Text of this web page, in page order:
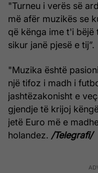
"Turneu i verës së
më afër muzikës se
që kënga ime t'i bëjë
sikur janë pjesë e tij”.
"Muzika është
një tifoz i madh i
jashtëzakonisht e
gjendje të krijoj
jetë Euro më e
holandez. /Telegrafi/